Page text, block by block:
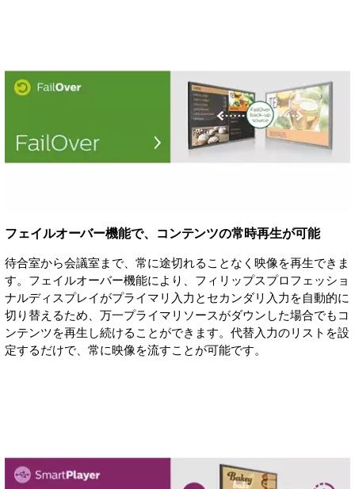
フェイルオーバー機能で、コンテンツの常時再生が可能
待合室から会議室まで、常に途切れることなく映像を再生できま
す。フェイルオーバー機能により、フィリップスプロフェッショ
ナルディスプレイがプライマリ入力とセカンダリ入力を自動的に
切り替えるため、万一プライマリソースがダウンした場合でもコ
ンテンツを再生し続けることができます。代替入力のリストを設
定するだけで、常に映像を流すことが可能です。